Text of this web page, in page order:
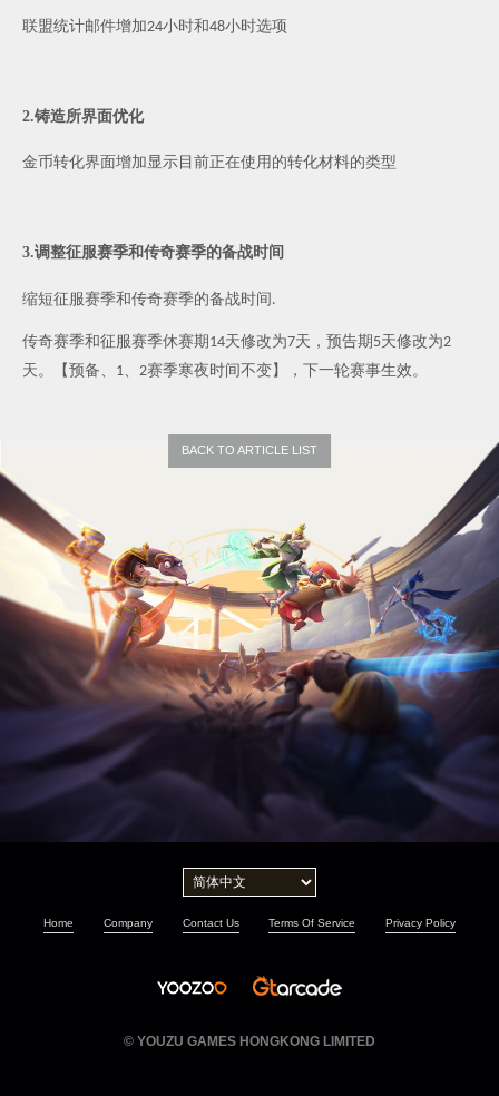
联盟统计邮件增加24小时和48小时选项
2.铸造所界面优化
金币转化界面增加显示目前正在使用的转化材料的类型
3.调整征服赛季和传奇赛季的备战时间
缩短征服赛季和传奇赛季的备战时间.
传奇赛季和征服赛季休赛期14天修改为7天，预告期5天修改为2
天。【预备、 1 2赛季寒夜时间不变】，下一轮赛事生效。
BACK TO ARTICLE LIST
Home Company Contact Us Terms Of Service Privacy Policy
© YOUZU GAMES HONGKONG LIMITED